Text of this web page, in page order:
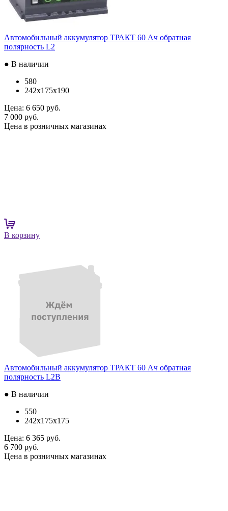
Автомобильный аккумулятор ТРАКТ 60 Ач обратная
полярность L2
● В наличии
580
242x175x190
Цена: 6 650 руб.
7 000 руб.
Цена в розничных магазинах
В корзину
Автомобильный аккумулятор ТРАКТ 60 Ач обратная
полярность L2B
● В наличии
550
242x175x175
Цена: 6 365 руб.
6 700 руб.
Цена в розничных магазинах